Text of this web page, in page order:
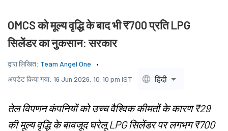
OMCS को मूल्य वृद्धि के बाद भी ₹700 प्रति LPG
सिलेंडर का नुकसान: सरकार
द्वारा लिखित: Team Angel One
अपडेट किया गया: 16 Jun 2026, 10:10 pm IST हिंदी
तेल विपणन कंपनियों को उच्च वैश्विक कीमतों के कारण ₹29
की मूल्य वृद्धि के बावजूद घरेलू LPG सिलेंडर पर लगभग ₹700